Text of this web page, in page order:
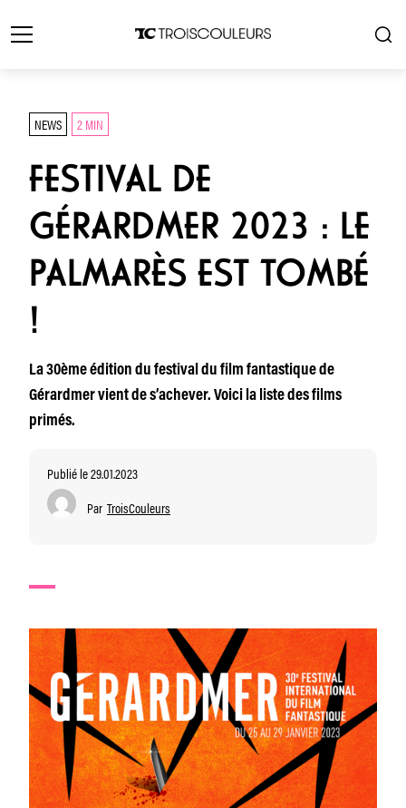
NEWS 2 MIN
FESTIVAL DE
GÉRARDMER 2023 : LE
PALMARÈS EST TOMBÉ
!
La 30ème édition du festival du film fantastique de
Gérardmer vient de s’achever. Voici la liste des films
primés.
Publié le 29.01.2023
Par TroisCouleurs